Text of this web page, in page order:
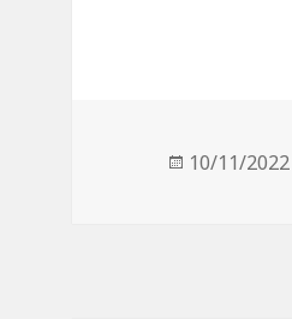
Posted
10/11/2022